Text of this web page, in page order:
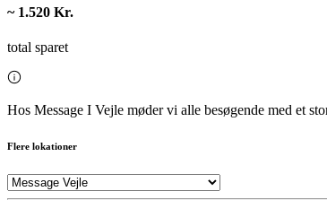
~ 1.520 Kr.
total sparet
Hos Message I Vejle møder vi alle besøgende med et
Flere lokationer